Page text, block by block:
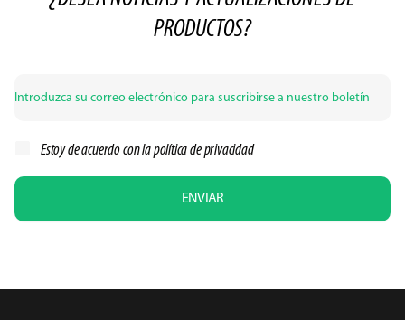
PRODUCTOS?
Estoy de acuerdo con lapolítica de privacidad
ENVIAR